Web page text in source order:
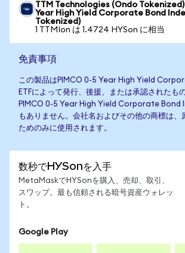
TTM Technologies (Ondo Tokenized)
Year High Yield Corporate Bond
Tokenized)
1 TTMIon は 1.4724 HYSon に相当
免責事項
この製品はPIMCO 0-5 Year High Yield
ETFによって発行、後援、または承認されたも
PIMCO 0-5 Year High Yield Corporate Bond
もありません。会社名およびその他の商標は、
ためのみに使用されます。
数秒でHYSonを入手
MetaMaskでHYSonを購入、売却、取引、
スワップ。最も信頼される暗号資産ウォレッ
ト。
Google Play